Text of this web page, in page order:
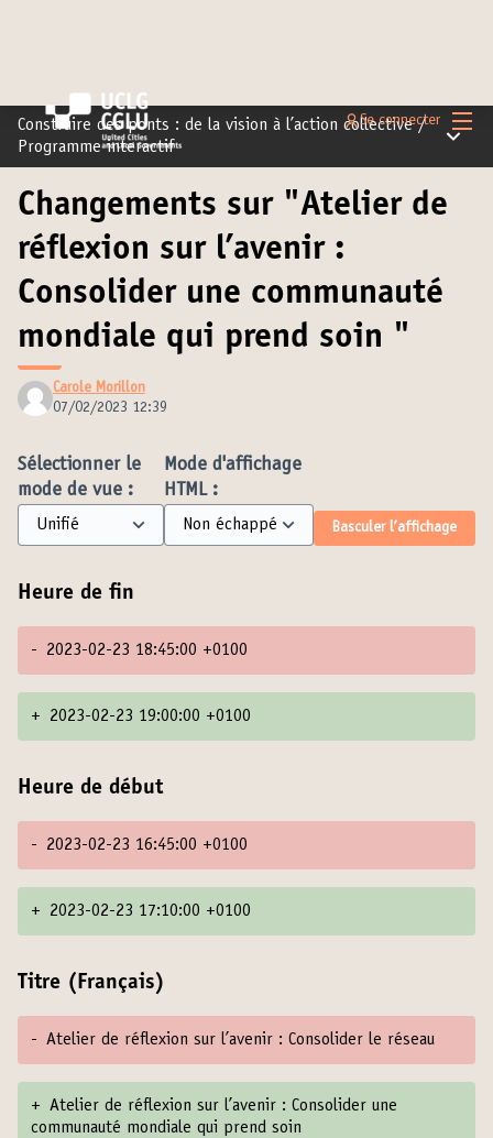
Se connecter
Construire des ponts : de la vision à l’action collective /
Programme interactif
Menu
Changements sur "Atelier de
réflexion sur l’avenir :
Consolider une communauté
mondiale qui prend soin "
Carole Morillon
07/02/2023 12:39
Sélectionner le
mode de vue :
Mode d'affichage
HTML :
Basculer l’affichage
Heure de fin
- 2023-02-23 18:45:00 +0100
+ 2023-02-23 19:00:00 +0100
Heure de début
- 2023-02-23 16:45:00 +0100
+ 2023-02-23 17:10:00 +0100
Titre (Français)
- Atelier de réflexion sur l’avenir : Consolider le réseau
+ Atelier de réflexion sur l’avenir : Consolider une
communauté mondiale qui prend soin